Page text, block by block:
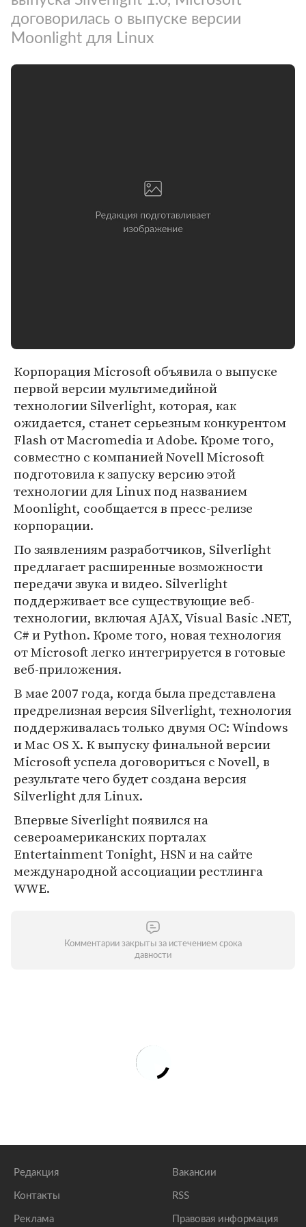
договорилась о выпуске версии
Moonlight для Linux
Корпорация Microsoft объявила о выпуске
первой версии мультимедийной
технологии Silverlight, которая, как
ожидается, станет серьезным конкурентом
Flash от Macromedia и Adobe. Кроме того,
совместно с компанией Novell Microsoft
подготовила к запуску версию этой
технологии для Linux под названием
Moonlight, сообщается в пресс-релизе
корпорации.
По заявлениям разработчиков, Silverlight
предлагает расширенные возможности
передачи звука и видео. Silverlight
поддерживает все существующие веб-
технологии, включая AJAX, Visual Basic .NET,
C# и Python. Кроме того, новая технология
от Microsoft легко интегрируется в готовые
веб-приложения.
В мае 2007 года, когда была представлена
предрелизная версия Silverlight, технология
поддерживалась только двумя ОС: Windows
и Mac OS X. К выпуску финальной версии
Microsoft успела договориться с Novell, в
результате чего будет создана версия
Silverlight для Linux.
Впервые Siverlight появился на
североамериканских порталах
Entertainment Tonight, HSN и на сайте
международной ассоциации рестлинга
WWE.
Комментарии закрыты за истечением срока
давности
Редакция
Контакты
Реклама
Вакансии
RSS
Правовая информация